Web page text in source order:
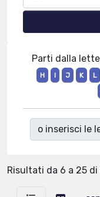
Parti dalla
H
I J K L
o inserisci le
Risultati da 6 a 25 di